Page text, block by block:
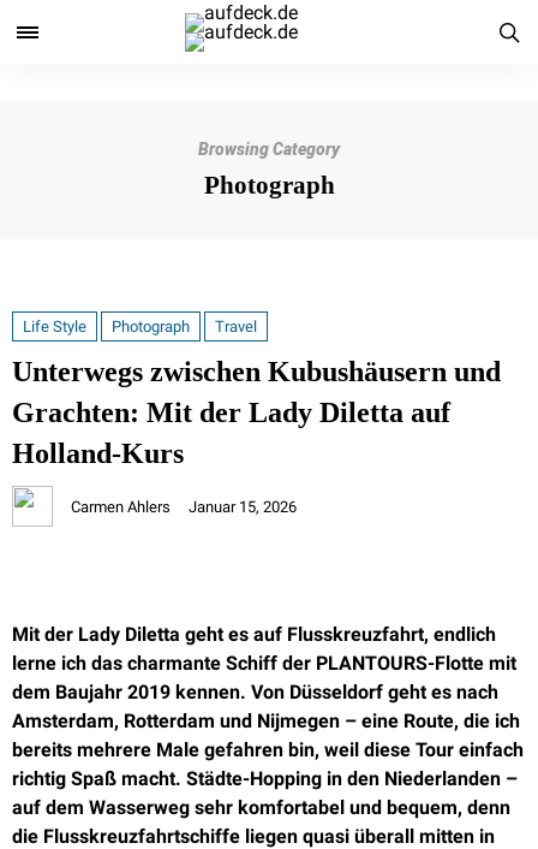
Browsing Category
Photograph
Life Style Photograph Travel
Unterwegs zwischen Kubushäusern und
Grachten: Mit der Lady Diletta auf
Holland-Kurs
Carmen Ahlers Januar 15, 2026
Mit der Lady Diletta geht es auf Flusskreuzfahrt, endlich
lerne ich das charmante Schiff der PLANTOURS-Flotte mit
dem Baujahr 2019 kennen. Von Düsseldorf geht es nach
Amsterdam, Rotterdam und Nijmegen – eine Route, die ich
bereits mehrere Male gefahren bin, weil diese Tour einfach
richtig Spaß macht. Städte-Hopping in den Niederlanden –
auf dem Wasserweg sehr komfortabel und bequem, denn
die Flusskreuzfahrtschiffe liegen quasi überall mitten in